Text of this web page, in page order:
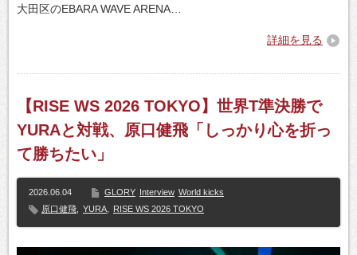
大田区のEBARA WAVE ARENA…
詳細を見る
【RISE WS 2026 TOKYO】世界T準決勝で
YURAと対戦、原口健飛「しっかり心を折っ
て勝ちたい」
2026.06.04 GLORY Interview World kicks
原口健飛
YURA RISE WS 2026 TOKYO